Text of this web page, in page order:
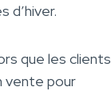
d’hiver.
que les clients
vente pour